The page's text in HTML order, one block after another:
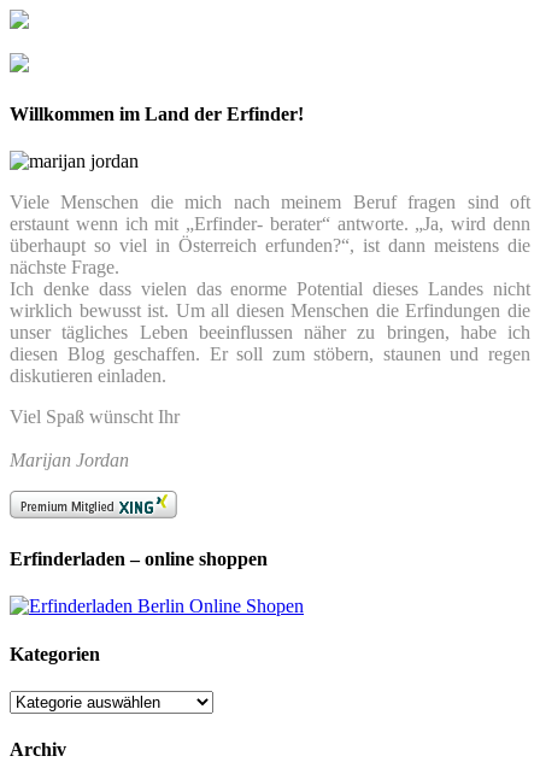
Willkommen im Land der Erfinder!
Viele Menschen die mich nach meinem Beruf fragen sind oft
erstaunt wenn ich mit „Erfinder- berater“ antworte. „Ja, wird denn
überhaupt so viel in Österreich erfunden?“, ist dann meistens die
nächste Frage.
Ich denke dass vielen das enorme Potential dieses Landes nicht
wirklich bewusst ist. Um all diesen Menschen die Erfindungen die
unser tägliches Leben beeinflussen näher zu bringen, habe ich
diesen Blog geschaffen. Er soll zum stöbern, staunen und regen
diskutieren einladen.
Viel Spaß wünscht Ihr
Marijan Jordan
Erfinderladen – online shoppen
Kategorien
Kategorien
Archiv